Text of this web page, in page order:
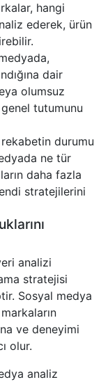
hangi
ederek, ürün
dair
olumsuz
tutumunu
durumu
ne tür
daha fazla
stratejilerini
analizi
stratejisi
Sosyal medya
ve deneyimi
olur.
analiz